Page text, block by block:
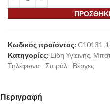
Κωδικός προϊόντος: C10131-
Κατηγορίες: Είδη Υγιεινής,
Τηλέφωνα - Σπιράλ - Βέργες
Περιγραφή